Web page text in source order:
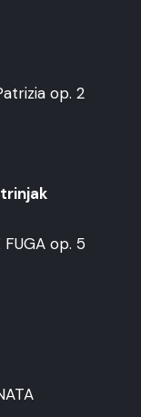
op. 2
FUGA op. 5